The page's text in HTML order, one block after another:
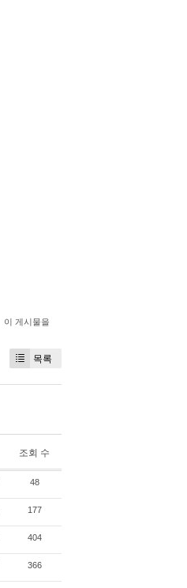
이 게시물을
목록
조회 수
48
177
404
366